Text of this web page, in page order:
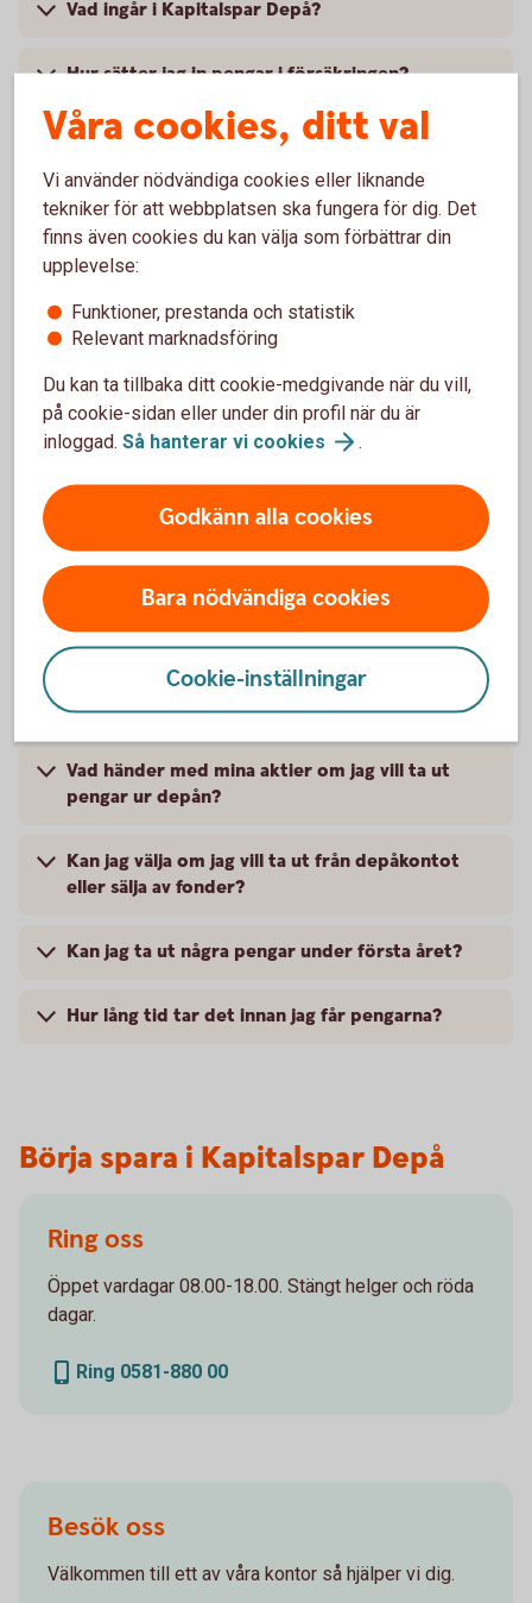
Vad ingår i Kapitalspar Depå?
Hur sätter jag in pengar i försäkringen?
Vad är den lägsta tillåtna insättningen i
Jag har satt in pengar i försäkringen. När finns
pengarna tillgängliga på depåkontot, så att jag
kan köpa aktier?
Hur kan jag handla värdepapper i min
försäkring?
Jag vill byta från fond till depåkonto, hur gör
Kan jag lägga en köporder på aktier om jag sålt
aktier trots att pengarna ännu inte har landat på
Hur tar jag ut pengar ur försäkringen?
Kan jag ta ut valfritt belopp?
Vad händer med mina aktier om jag vill ta ut
pengar ur depån?
Kan jag välja om jag vill ta ut från depåkontot
eller sälja av fonder?
Kan jag ta ut några pengar under första året?
Hur lång tid tar det innan jag får pengarna?
Börja spara i Kapitalspar Depå
Ring oss
Öppet vardagar 08.00-18.00. Stängt helger och röda
dagar.
Ring 0581-880 00
Besök oss
Välkommen till ett av våra kontor så hjälper vi dig.
Våra cookies, ditt val
Vi använder nödvändiga cookies eller liknande
tekniker för att webbplatsen ska fungera för dig. Det
finns även cookies du kan välja som förbättrar din
upplevelse:
Funktioner, prestanda och statistik
Relevant marknadsföring
Du kan ta tillbaka ditt cookie-medgivande när du vill,
på cookie-sidan eller under din profil när du är
inloggad. Så hanterar vi cookies .
Godkänn alla cookies
Bara nödvändiga cookies
Cookie-inställningar